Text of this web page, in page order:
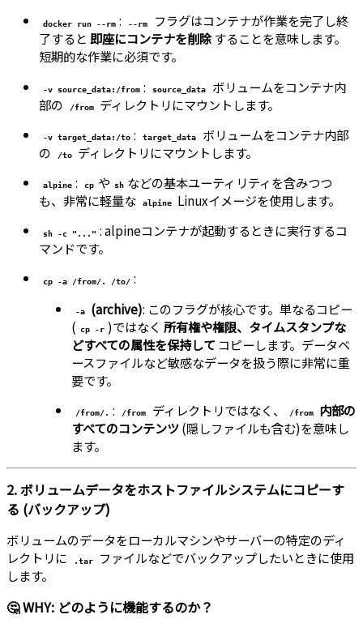
docker run --rm : --rm
フラグはコンテナが作業を完了し終
了すると 即座にコンテナを削除 することを意味します。
短期的な作業に必須です。
-v source_data:/from : source_data
ボリュームをコンテナ内
部の
/from ディレクトリにマウントします。
-v target_data:/to : target_data
ボリュームをコンテナ内部
の
/to ディレクトリにマウントします。
alpine : cp や sh などの基本ユーティリティを含みつつ
も、非常に軽量な
alpine Linuxイメージを使用します。
sh -c "..." : alpineコンテナが起動するときに実行するコ
マンドです。
cp -a /from/. /to/ :
-a (archive): このフラグが核心です。単なるコピー
( cp -r )ではなく 所有権や権限、タイムスタンプな
どすべての属性を保持して コピーします。データベ
ースファイルなど敏感なデータを扱う際に非常に重
要です。
/from/. : /from ディレクトリではなく、 /from
内部の
すべてのコンテンツ(隠しファイルも含む)を意味し
ます。
2. ボリュームデータをホストファイルシステムにコピーす
る (バックアップ)
ボリュームのデータをローカルマシンやサーバーの特定のディ
レクトリに
.tar
ファイルなどでバックアップしたいときに使用
します。
🤔 WHY: どのように機能するのか？